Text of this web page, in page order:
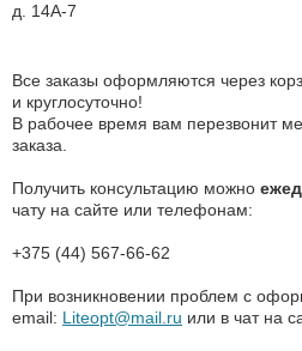
д. 14А-7
Все заказы оформляются через
и круглосуточно!
В рабочее время вам перезвонит
заказа.
Получить консультацию можно
чату на сайте или телефонам:
+375 (44) 567-66-62
При возникновении проблем с
email: Liteopt@mail ru или в чат на